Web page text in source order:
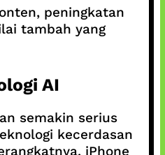
peningkatan
tambah yang
AI
semakin serius
kecerdasan
iPhone